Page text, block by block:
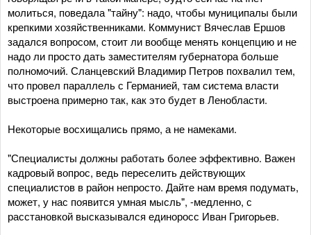
молиться, поведала "тайну": надо, чтобы муниципалы были
крепкими хозяйственниками. Коммунист Вячеслав Ершов
задался вопросом, стоит ли вообще менять концепцию и не
надо ли просто дать заместителям губернатора больше
полномочий. Сланцевский Владимир Петров похвалил тем,
что провел параллель с Германией, там система власти
выстроена примерно так, как это будет в Ленобласти.
Некоторые восхищались прямо, а не намеками.
"Специалисты должны работать более эффективно. Важен
кадровый вопрос, ведь переселить действующих
специалистов в район непросто. Дайте нам время подумать,
может, у нас появится умная мысль", -медленно, с
расстановкой высказывался единоросс Иван Григорьев.